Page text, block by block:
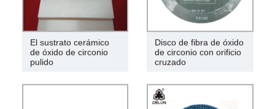
El sustrato cerámico
de óxido de circonio
pulido
Disco de fibra de óxido
de circonio con orificio
cruzado